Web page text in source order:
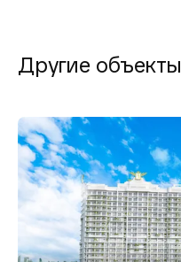
Другие объекты